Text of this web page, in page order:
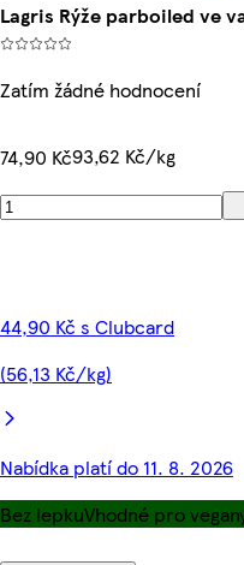
Lagris Rýže parboiled ve
Zatím žádné hodnocení
74,90 Kč93,62 Kč/kg
44,90 Kč s Clubcard
(56,13 Kč/kg)
Nabídka platí do 11. 8. 2026
Bez lepkuVhodné pro